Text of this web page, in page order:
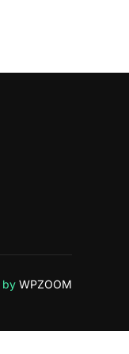
by WPZOOM